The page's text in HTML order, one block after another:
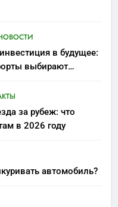
в будущее:
выбирают
за рубеж: что
в 2026 году
автомобиль?